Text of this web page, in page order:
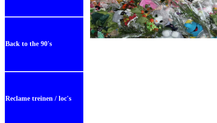
Back to the 90's
Reclame treinen / loc's